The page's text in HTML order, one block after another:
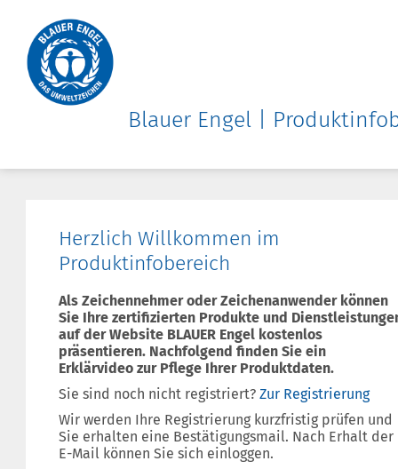
Blauer Engel |
Herzlich Willkommen im
Produktinfobereich
Als Zeichennehmer oder Zeichenanwender können
Sie Ihre zertifizierten Produkte und
auf der Website BLAUER Engel kostenlos
präsentieren. Nachfolgend finden Sie ein
Erklärvideo zur Pflege Ihrer Produktdaten.
Sie sind noch nicht registriert?Zur Registrierung
Wir werden Ihre Registrierung kurzfristig prüfen und
Sie erhalten eine Bestätigungsmail. Nach Erhalt der
E-Mail können Sie sich einloggen.